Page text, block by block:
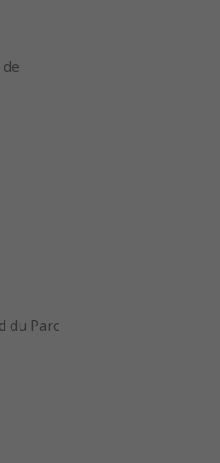
du Parc